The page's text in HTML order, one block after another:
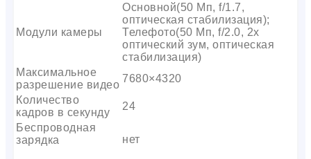
Модули камеры
Основной(50 Мп, f/1.7,
оптическая стабилизация);
Телефото(50 Мп, f/2.0, 2x
оптический зум, оптическая
стабилизация)
Максимальное
разрешение видео
7680×4320
Количество
кадров в секунду
24
Беспроводная
зарядка
нет